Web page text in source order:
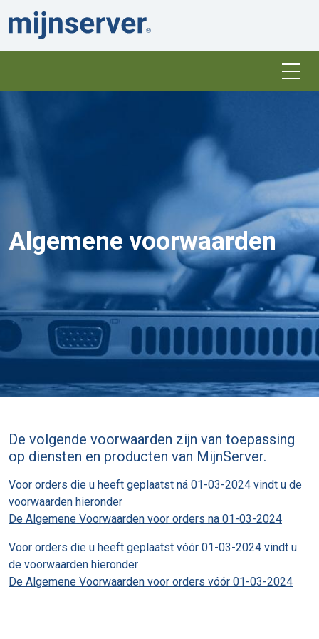
Algemene voorwaarden
De volgende voorwaarden zijn van toepassing
op diensten en producten van MijnServer.
Voor orders die u heeft geplaatst ná 01-03-2024 vindt u de
voorwaarden hieronder
De Algemene Voorwaarden voor orders na 01-03-2024
Voor orders die u heeft geplaatst vóór 01-03-2024 vindt u
de voorwaarden hieronder
De Algemene Voorwaarden voor orders vóór 01-03-2024